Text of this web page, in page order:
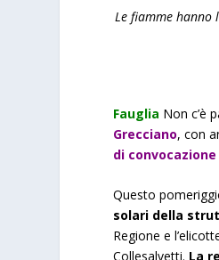
Le fiamme
Fauglia Non c’è
Grecciano, con
di
Questo
solari della
Regione e
Collesalvetti. La